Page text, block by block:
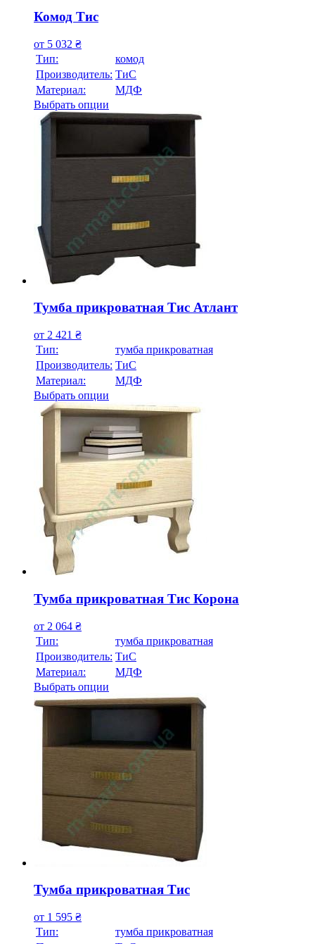
Комод Тис
от 5 032 ₴
Тип:
комод
Производитель: ТиС
Материал:
МДФ
Выбрать опции
Тумба прикроватная Тис Атлант
от 2 421 ₴
Тип:
тумба прикроватная
Производитель: ТиС
Материал:
МДФ
Выбрать опции
Тумба прикроватная Тис Корона
от 2 064 ₴
Тип:
тумба прикроватная
Производитель: ТиС
Материал:
МДФ
Выбрать опции
Тумба прикроватная Тис
от 1 595 ₴
Тип:
тумба прикроватная